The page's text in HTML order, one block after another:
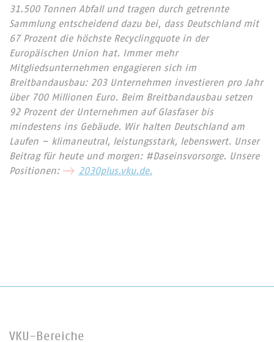
31.500 Tonnen Abfall und tragen durch getrennte
Sammlung entscheidend dazu bei, dass Deutschland mit
67 Prozent die höchste Recyclingquote in der
Europäischen Union hat. Immer mehr
Mitgliedsunternehmen engagieren sich im
Breitbandausbau: 203 Unternehmen investieren pro Jahr
über 700 Millionen Euro. Beim Breitbandausbau setzen
92 Prozent der Unternehmen auf Glasfaser bis
mindestens ins Gebäude. Wir halten Deutschland am
Laufen – klimaneutral, leistungsstark, lebenswert. Unser
Beitrag für heute und morgen: #Daseinsvorsorge. Unsere
Positionen:
2030plus.vku.de.
VKU-Bereiche